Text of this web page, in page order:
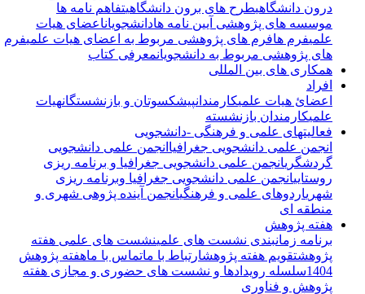
درون دانشگاهیطرح های برون دانشگاهیتفاهم نامه ها
موسسه های پژوهشی آیین نامه هادانشجویاناعضای هیات
علمیفرم هافرم های پژوهشی مربوط به اعضای هیات علمیفرم
های پژوهشی مربوط به دانشجویانمعرفی کتاب
همکاری های بین المللی
افراد
اعضائ هیات علمیکارمندانپیشکسوتان و بازنشستگانهیات
علمیکارمندان بازنشسته
فعالیتهای علمی و فرهنگی -دانشجویی
انجمن علمی دانشجویی جغرافیاانجمن علمی دانشجویی
گردشگریانجمن علمی دانشجویی جغرافیا و برنامه ریزی
روستاییانجمن علمی دانشجویی جغرافیا وبرنامه ریزی
شهریاردوهای علمی و فرهنگیانجمن آینده پژوهی شهری و
منطقه ای
هفته پژوهش
برنامه زمانبندی نشست های علمینشست های علمی هفته
پژوهشتقویم هفته پژوهشارتباط با ماتماس با ماهفته پژوهش
1404سلسله رویدادها و نشست های حضوری و مجازی هفته
پژوهش و فناوری